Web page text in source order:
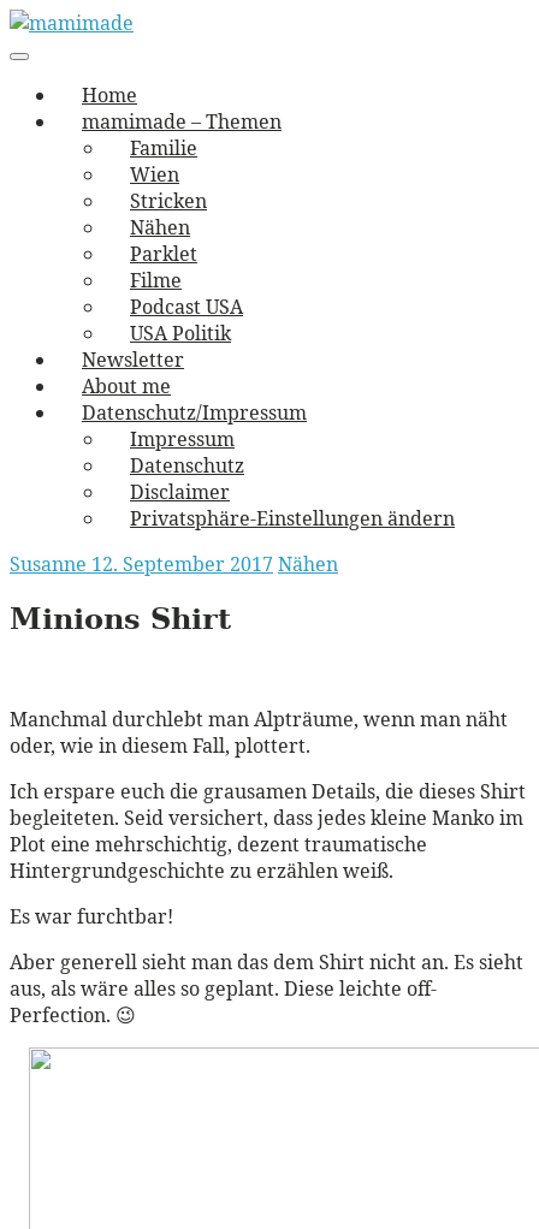
Skip
to
mamimade
vernäht und zugetextet
navigation
Menu
Home
mamimade – Themen
Familie
Wien
Stricken
Nähen
Parklet
Filme
Podcast USA
USA Politik
Newsletter
About me
Datenschutz/Impressum
Impressum
Datenschutz
Disclaimer
Privatsphäre-Einstellungen ändern
Susanne 12. September 2017 Nähen
Minions Shirt
Manchmal durchlebt man Alpträume, wenn man näht
oder, wie in diesem Fall, plottert.
Ich erspare euch die grausamen Details, die dieses Shirt
begleiteten. Seid versichert, dass jedes kleine Manko im
Plot eine mehrschichtig, dezent traumatische
Hintergrundgeschichte zu erzählen weiß.
Es war furchtbar!
Aber generell sieht man das dem Shirt nicht an. Es sieht
aus, als wäre alles so geplant. Diese leichte off-
Perfection. 😉